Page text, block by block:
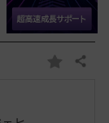
お 共有する